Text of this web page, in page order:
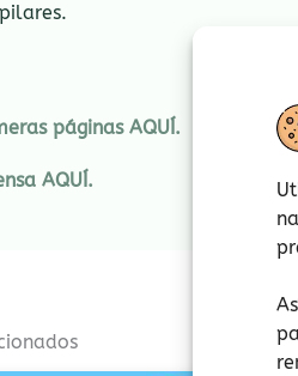
páginas AQUÍ.
AQUÍ.